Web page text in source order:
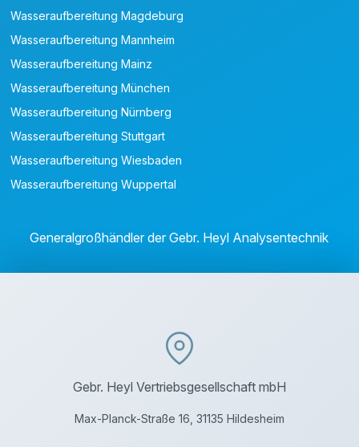
Wasseraufbereitung Magdeburg
Wasseraufbereitung Mannheim
Wasseraufbereitung Mainz
Wasseraufbereitung München
Wasseraufbereitung Nürnberg
Wasseraufbereitung Stuttgart
Wasseraufbereitung Wiesbaden
Wasseraufbereitung Wuppertal
Generalgroßhändler der Gebr. Heyl Analysentechnik
Gebr. Heyl Vertriebsgesellschaft mbH
Max-Planck-Straße 16, 31135 Hildesheim